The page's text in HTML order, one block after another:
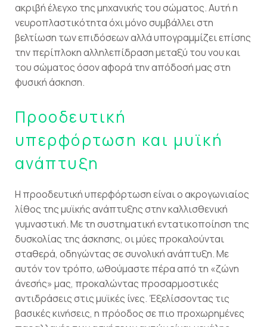
ακριβή έλεγχο της μηχανικής του σώματος. Αυτή η
νευροπλαστικότητα όχι μόνο συμβάλλει στη
βελτίωση των επιδόσεων αλλά υπογραμμίζει επίσης
την περίπλοκη αλληλεπίδραση μεταξύ του νου και
του σώματος όσον αφορά την απόδοσή μας στη
φυσική άσκηση.
Προοδευτική
υπερφόρτωση και μυϊκή
ανάπτυξη
Η προοδευτική υπερφόρτωση είναι ο ακρογωνιαίος
λίθος της μυϊκής ανάπτυξης στην καλλισθενική
γυμναστική. Με τη συστηματική εντατικοποίηση της
δυσκολίας της άσκησης, οι μύες προκαλούνται
σταθερά, οδηγώντας σε συνολική ανάπτυξη. Με
αυτόν τον τρόπο, ωθούμαστε πέρα από τη «ζώνη
άνεσής» μας, προκαλώντας προσαρμοστικές
αντιδράσεις στις μυϊκές ίνες. Έξελίσσοντας τις
βασικές κινήσεις, η πρόοδος σε πιο προχωρημένες